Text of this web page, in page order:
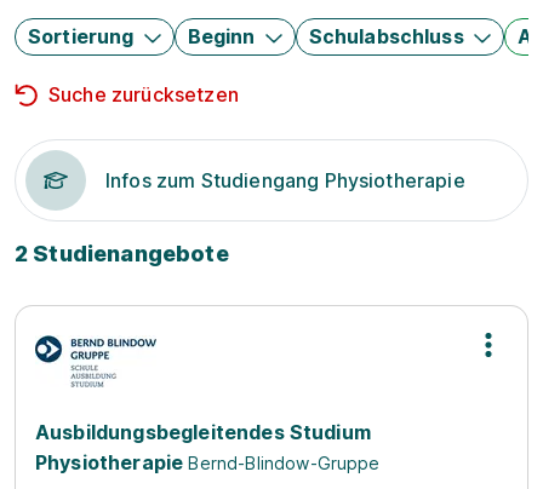
Sortierung Beginn Schulabschluss
Suche zurücksetzen
Infos zum Studiengang Physiotherapie
2 Studienangebote
Ausbildungsbegleitendes Studium
Physiotherapie Bernd-Blindow-Gruppe